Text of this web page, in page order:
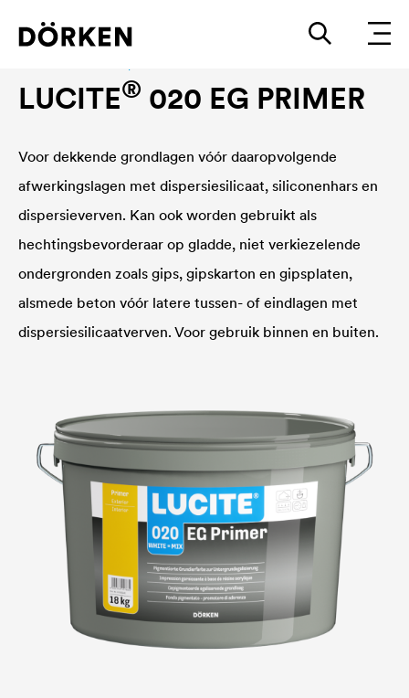
LUCITE® 020 EG PRIMER
Voor dekkende grondlagen vóór daaropvolgende
afwerkingslagen met dispersiesilicaat, siliconenhars en
dispersieverven. Kan ook worden gebruikt als
hechtingsbevorderaar op gladde, niet verkiezelende
ondergronden zoals gips, gipskarton en gipsplaten,
alsmede beton vóór latere tussen- of eindlagen met
dispersiesilicaatverven. Voor gebruik binnen en buiten.